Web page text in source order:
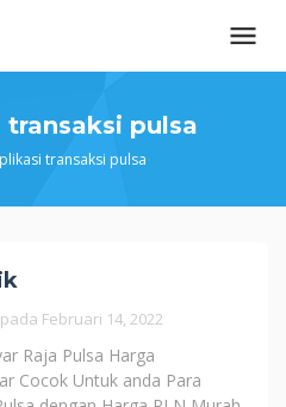
transaksi pulsa
transaksi pulsa
Februari 14, 2022
Raja Pulsa Harga
Cocok Untuk anda Para